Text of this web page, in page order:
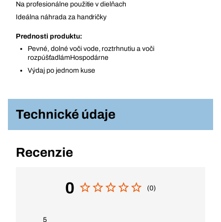
Na profesionálne použitie v dielňach
Ideálna náhrada za handričky
Prednosti produktu:
Pevné, dolné voči vode, roztrhnutiu a voči
rozpúšťadlámHospodárne
Výdaj po jednom kuse
Technické údaje
Recenzie
0 (0)
5